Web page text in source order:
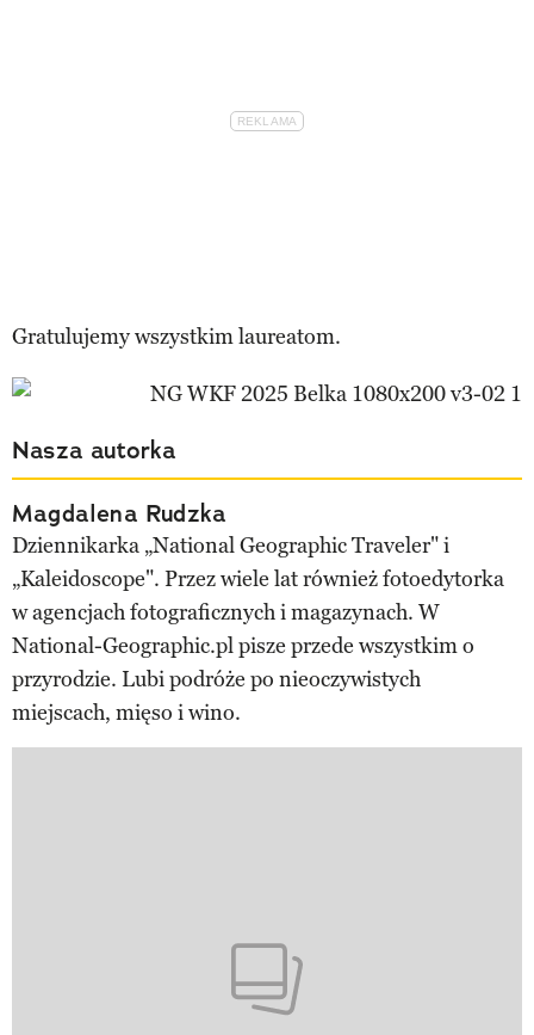
Gratulujemy wszystkim laureatom.
Nasza autorka
Magdalena Rudzka
Dziennikarka „National Geographic Traveler" i
„Kaleidoscope". Przez wiele lat również fotoedytorka
w agencjach fotograficznych i magazynach. W
National-Geographic.pl pisze przede wszystkim o
przyrodzie. Lubi podróże po nieoczywistych
miejscach, mięso i wino.